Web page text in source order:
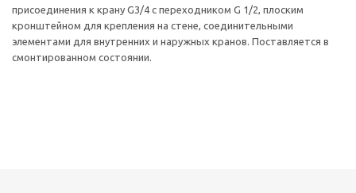
присоединения к крану G3/4 с переходником G 1/2, плоским
кронштейном для крепления на стене, соединительными
элементами для внутренних и наружных кранов. Поставляется в
смонтированном состоянии.